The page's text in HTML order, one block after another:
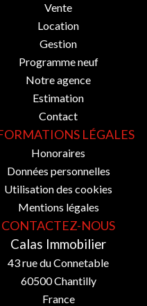
Vente
Location
Gestion
Programme neuf
Notre agence
Estimation
Contact
LÉGALES
Honoraires
Données personnelles
Utilisation des cookies
Mentions légales
CONTACTEZ-NOUS
Calas Immobilier
43 rue du Connetable
60500Chantilly
France